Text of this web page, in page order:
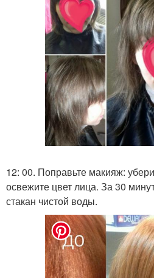
12: 00. Поправьте макияж:
освежите цвет лица. За 30
стакан чистой воды.